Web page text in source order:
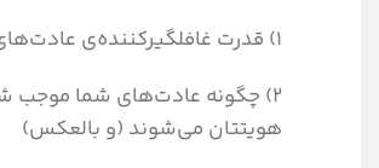
۱) قدرت غافلگیرکننده‌ی عادت‌های اتمی
۲) چگونه عادت‌های شما
هویتتان می‌شوند (و بالعکس)